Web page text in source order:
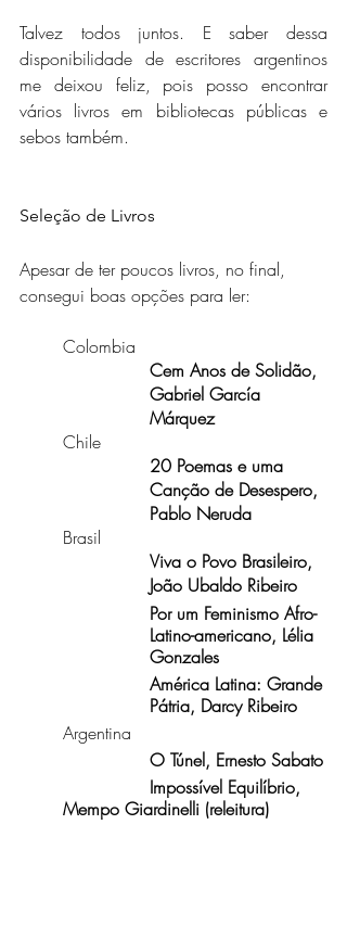
Talvez todos juntos. E saber dessa
disponibilidade de escritores argentinos
me deixou feliz, pois posso encontrar
vários livros em bibliotecas públicas e
sebos também.
Seleção de Livros
Apesar de ter poucos livros, no final,
consegui boas opções para ler:
Colombia
Cem Anos de Solidão,
Gabriel García
Márquez
Chile
20 Poemas e uma
Canção de Desespero,
Pablo Neruda
Brasil
Viva o Povo Brasileiro,
João Ubaldo Ribeiro
Por um Feminismo Afro-
Latino-americano, Lélia
Gonzales
América Latina: Grande
Pátria, Darcy Ribeiro
Argentina
O Túnel, Ernesto Sabato
Impossível Equilíbrio,
Mempo Giardinelli (releitura)